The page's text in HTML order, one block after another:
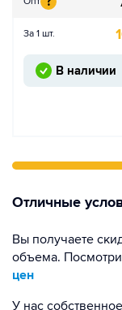
За 1 шт.
В наличии
Отличные
Вы получаете
объема.
цен
У нас